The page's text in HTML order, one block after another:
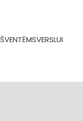
ŠVENTĖMSVERSLUI